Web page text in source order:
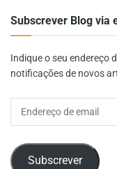
Subscrever Blog via
Indique o seu endereço
notificações de novos
Subscrever